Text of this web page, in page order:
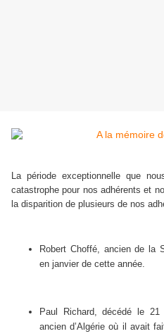
La période exceptionnelle que
catastrophe pour nos adhérents et
la disparition de plusieurs de nos
Robert Choffé, ancien de la
en janvier de cette année.
Paul Richard, décédé le
ancien d’Algérie où il avait